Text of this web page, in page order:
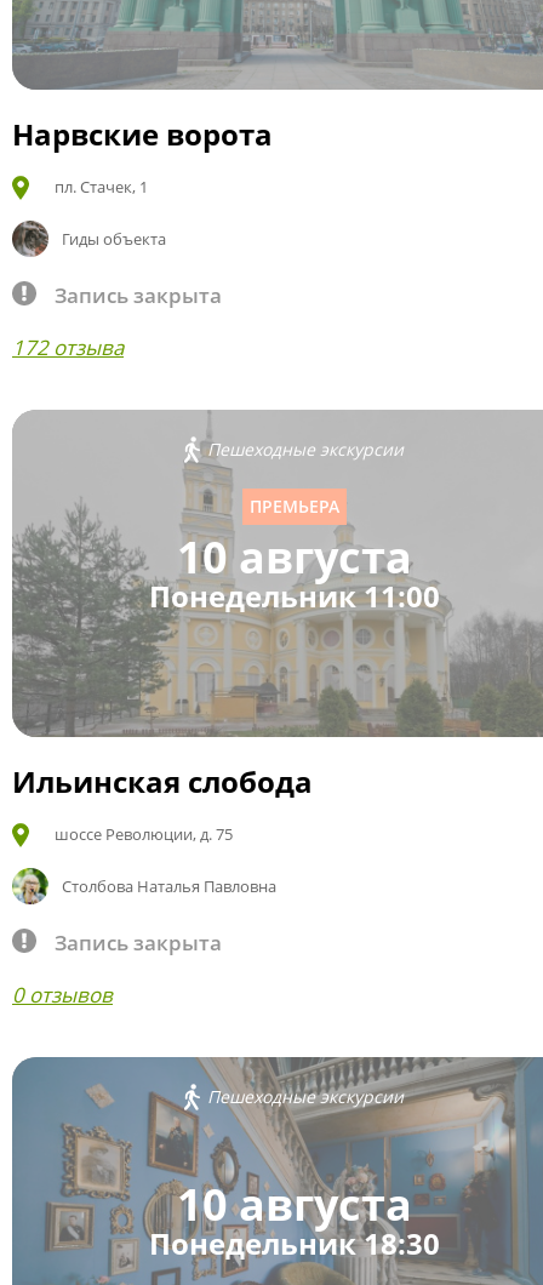
Нарвские ворота
пл. Стачек, 1
Гиды объекта
Запись закрыта
172 отзыва
Пешеходные экскурсии
ПРЕМЬЕРА
10 августа
Понедельник 11:00
Ильинская слобода
шоссе Революции, д. 75
Столбова Наталья Павловна
Запись закрыта
0 отзывов
Пешеходные экскурсии
10 августа
Понедельник 18:30